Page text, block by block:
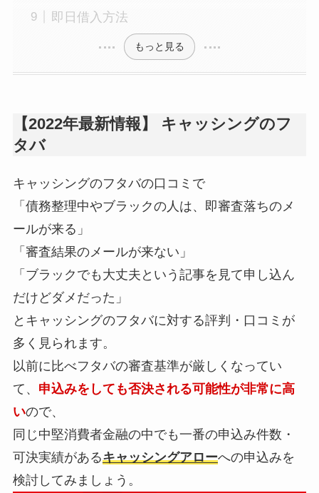
即日借入方法
もっと見る
【2022年最新情報】 キャッシングのフ
タバ
キャッシングのフタバの口コミで
「債務整理中やブラックの人は、即審査落ちのメ
ールが来る」
「審査結果のメールが来ない」
「ブラックでも大丈夫という記事を見て申し込ん
だけどダメだった」
とキャッシングのフタバに対する評判・口コミが
多く見られます。
以前に比べフタバの審査基準が厳しくなってい
て、 申込みをしても否決される可能性が非常に高
いので、
同じ中堅消費者金融の中でも一番の申込み件数・
可決実績があるキャッシングアローへの申込みを
検討してみましょう。